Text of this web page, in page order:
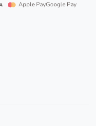
Apple PayGoogle Pay